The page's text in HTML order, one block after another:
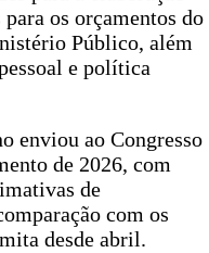
os orçamentos do
Público, além
e política
enviou ao Congresso
de 2026, com
de
com os
desde abril.